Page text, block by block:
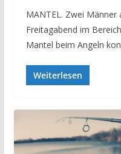
MANTEL. Zwei
Freitagabend im
Mantel beim Angeln
Weiterlesen